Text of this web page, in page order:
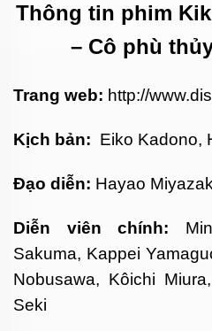
Thông tin phim
– Cô phù
Trang web: http://
Kịch bản: Eiko Kadono,
Đạo diễn: Hayao
Diễn viên chính:
Sakuma, Kappei
Nobusawa, Kôichi
Seki